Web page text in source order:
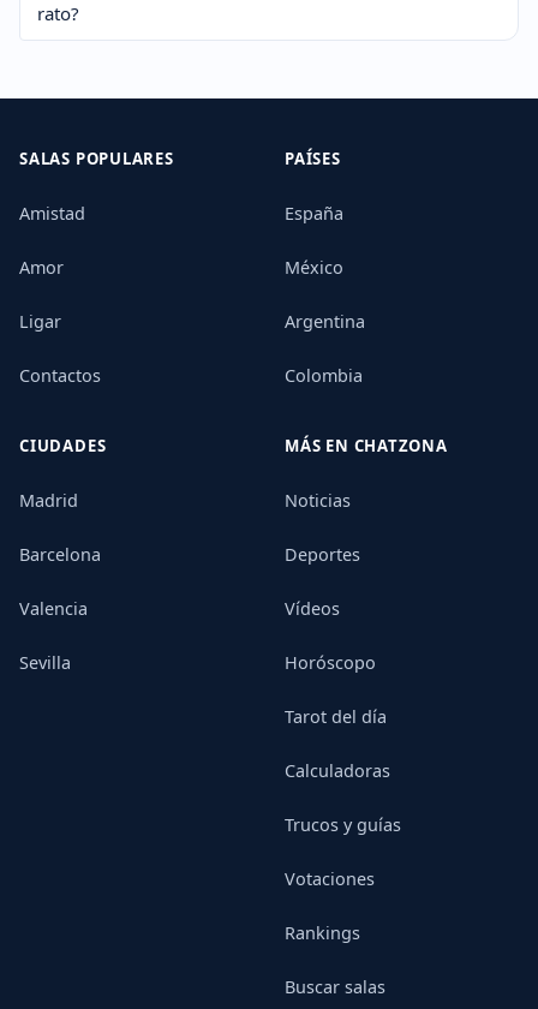
rato?
SALAS POPULARES
Amistad
Amor
Ligar
Contactos
PAÍSES
España
México
Argentina
Colombia
CIUDADES
Madrid
Barcelona
Valencia
Sevilla
MÁS EN CHATZONA
Noticias
Deportes
Vídeos
Horóscopo
Tarot del día
Calculadoras
Trucos y guías
Votaciones
Rankings
Buscar salas